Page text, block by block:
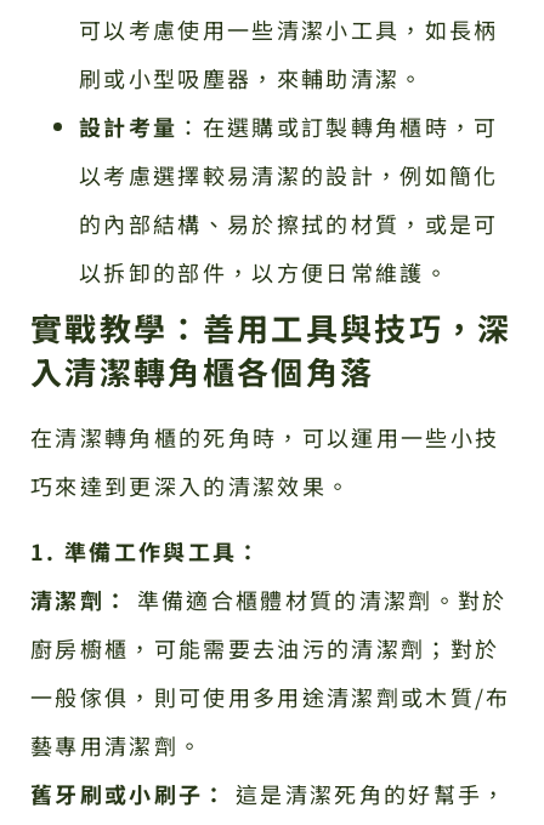
可以考慮使用一些清潔小工具，如長柄
刷或小型吸塵器，來輔助清潔。
設計考量 ：在選購或訂製轉角櫃時，可
以考慮選擇較易清潔的設計，例如簡化
的內部結構、易於擦拭的材質，或是可
以拆卸的部件，以方便日常維護。
實戰教學：善用工具與技巧，深
入清潔轉角櫃各個角落
在清潔轉角櫃的死角時，可以運用一些小技
巧來達到更深入的清潔效果。
1. 準備工作與工具：
清潔劑：
準備適合櫃體材質的清潔劑。對於
廚房櫥櫃，可能需要去油污的清潔劑；對於
一般傢俱，則可使用多用途清潔劑或木質/布
藝專用清潔劑。
舊牙刷或小刷子：
這是清潔死角的好幫手，